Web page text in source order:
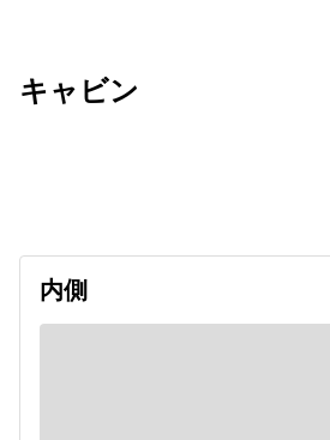
キャビン
内側